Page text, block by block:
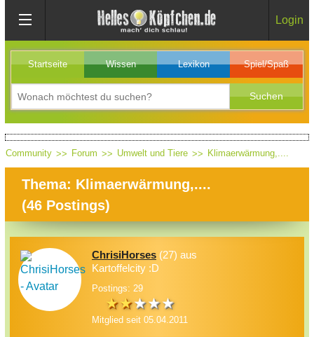
Login
Startseite Wissen Lexikon Spiel/Spaß
Community Forum Umwelt und Tiere Klimaerwärmung,....
Thema: Klimaerwärmung,....
(46 Postings)
ChrisiHorses (27) aus
Kartoffelcity :D
Postings: 29
Mitglied seit 05.04.2011